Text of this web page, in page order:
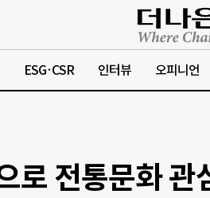
ESG·CSR 인터뷰 오피니언
로 전통문화 관